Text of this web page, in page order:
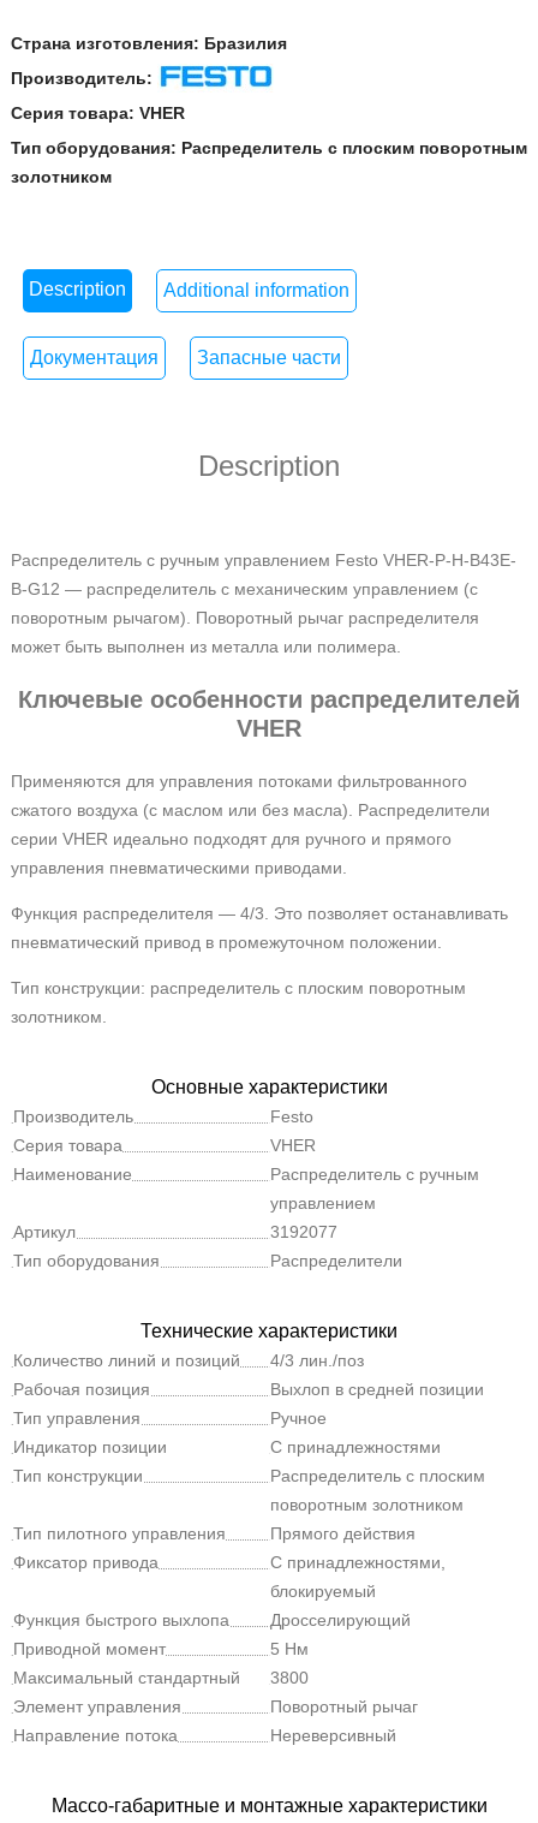
Страна изготовления: Бразилия
Производитель:
Festo
Серия товара: VHER
Тип оборудования: Распределитель с плоским поворотным
золотником
Description Additional information
Документация Запасные части
Description
Распределитель с ручным управлением Festo VHER-P-H-B43E-
B-G12 — распределитель с механическим управлением (с
поворотным рычагом). Поворотный рычаг распределителя
может быть выполнен из металла или полимера.
Ключевые особенности распределителей
VHER
Применяются для управления потоками фильтрованного
сжатого воздуха (с маслом или без масла). Распределители
серии VHER идеально подходят для ручного и прямого
управления пневматическими приводами.
Функция распределителя — 4/3. Это позволяет останавливать
пневматический привод в промежуточном положении.
Тип конструкции: распределитель с плоским поворотным
золотником.
Основные характеристики
Производитель
Festo
Серия товара
VHER
Наименование
Распределитель с ручным
управлением
Артикул
3192077
Тип оборудования
Распределители
Технические характеристики
Количество линий и позиций
4/3 лин./поз
Рабочая позиция
Выхлоп в средней позиции
Тип управления
Ручное
Индикатор позиции
переключения
С принадлежностями
Тип конструкции
Распределитель с плоским
поворотным золотником
Тип пилотного управления
Прямого действия
Фиксатор привода
С принадлежностями,
блокируемый
Функция быстрого выхлопа
Дросселирующий
Приводной момент
5 Нм
Максимальный стандартный
расход (л/мин)
3800
Элемент управления
Поворотный рычаг
Направление потока
Нереверсивный
Массо-габаритные и монтажные характеристики